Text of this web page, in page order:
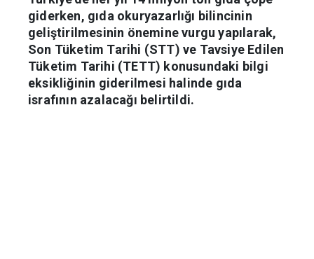
Türkiye'de her yıl 14 milyon ton gıda çöpe
giderken, gıda okuryazarlığı bilincinin
geliştirilmesinin önemine vurgu yapılarak,
Son Tüketim Tarihi (STT) ve Tavsiye Edilen
Tüketim Tarihi (TETT) konusundaki bilgi
eksikliğinin giderilmesi halinde gıda